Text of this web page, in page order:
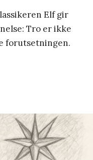
Elf gir
Tro er ikke
forutsetningen.